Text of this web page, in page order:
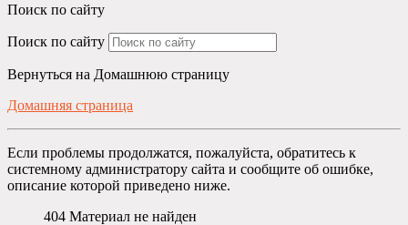
Поиск по сайту
Поиск по сайту
Вернуться на Домашнюю страницу
Домашняя страница
Если проблемы продолжатся, пожалуйста, обратитесь к
системному администратору сайта и сообщите об ошибке,
описание которой приведено ниже.
404 Материал не найден